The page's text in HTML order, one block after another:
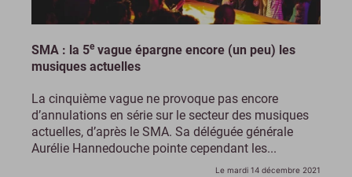
SMA : la 5e vague épargne encore (un peu) les
musiques actuelles
La cinquième vague ne provoque pas encore
d’annulations en série sur le secteur des musiques
actuelles, d’après le SMA. Sa déléguée générale
Aurélie Hannedouche pointe cependant les...
Le mardi 14 décembre 2021